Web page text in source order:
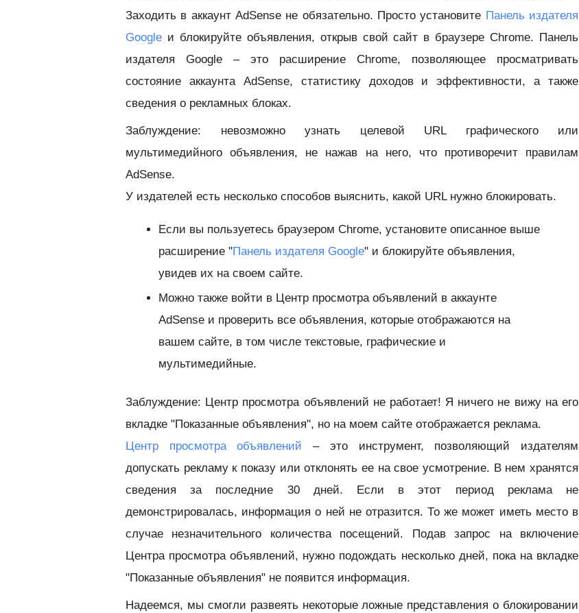
Заходить в аккаунт AdSense не обязательно. Просто установите Панель издателя
Google и блокируйте объявления, открыв свой сайт в браузере Chrome. Панель
издателя Google – это расширение Chrome, позволяющее просматривать
состояние аккаунта AdSense, статистику доходов и эффективности, а также
сведения о рекламных блоках.
Заблуждение: невозможно узнать целевой URL графического или
мультимедийного объявления, не нажав на него, что противоречит правилам
AdSense.
У издателей есть несколько способов выяснить, какой URL нужно блокировать.
Если вы пользуетесь браузером Chrome, установите описанное выше
расширение "Панель издателя Google" и блокируйте объявления,
увидев их на своем сайте.
Можно также войти в Центр просмотра объявлений в аккаунте
AdSense и проверить все объявления, которые отображаются на
вашем сайте, в том числе текстовые, графические и
мультимедийные.
Заблуждение: Центр просмотра объявлений не работает! Я ничего не вижу на его
вкладке "Показанные объявления", но на моем сайте отображается реклама.
Центр просмотра объявлений – это инструмент, позволяющий издателям
допускать рекламу к показу или отклонять ее на свое усмотрение. В нем хранятся
сведения за последние 30 дней. Если в этот период реклама не
демонстрировалась, информация о ней не отразится. То же может иметь место в
случае незначительного количества посещений. Подав запрос на включение
Центра просмотра объявлений, нужно подождать несколько дней, пока на вкладке
"Показанные объявления" не появится информация.
Надеемся, мы смогли развеять некоторые ложные представления о блокировании